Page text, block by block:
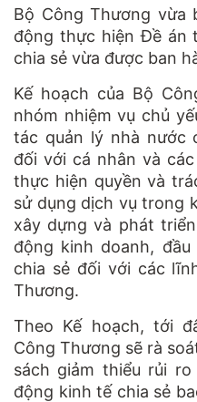
Bộ Công Thương vừa
động thực hiện Đề án
chia sẻ vừa được ban
Kế hoạch của Bộ
nhóm nhiệm vụ chủ
tác quản lý nhà nước
đối với cá nhân và
thực hiện quyền và
sử dụng dịch vụ trong
xây dựng và phát
động kinh doanh,
chia sẻ đối với các
Thương.
Theo Kế hoạch, tới
Công Thương sẽ rà
sách giảm thiểu rủi
động kinh tế chia sẻ